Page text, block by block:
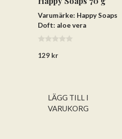
Varumärke: Happy Soaps
Doft: aloe vera
a
129 kr
LÄGG TILL I
VARUKORG